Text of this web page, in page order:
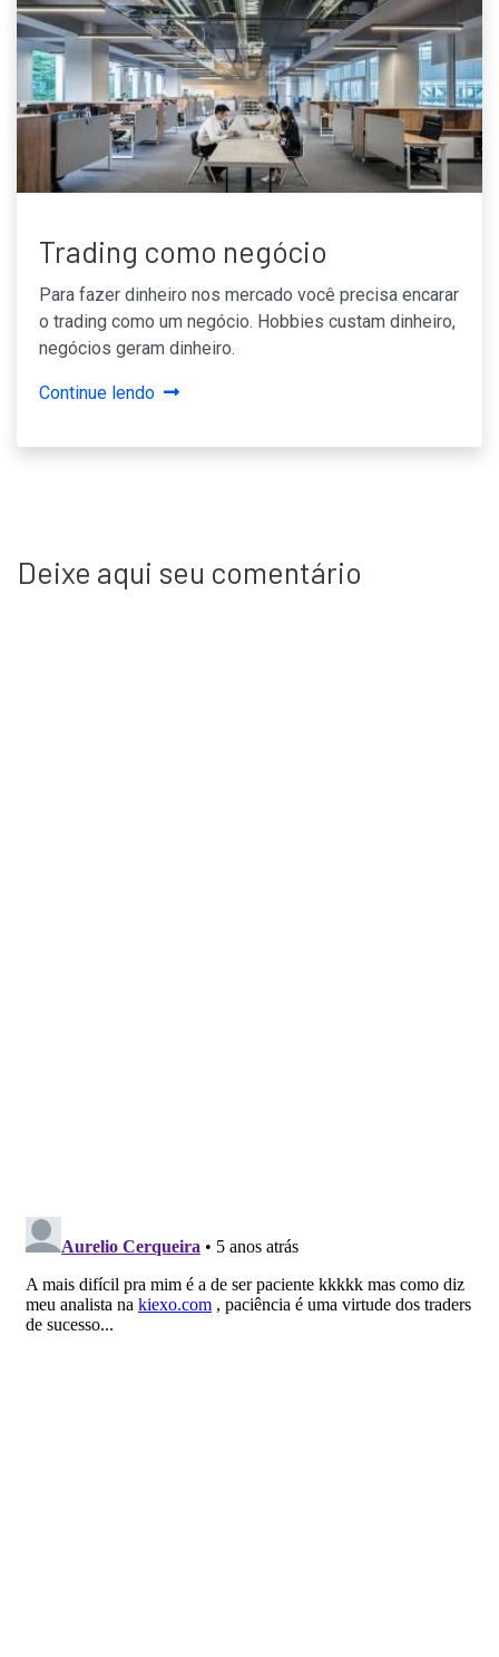
Trading como negócio
Para fazer dinheiro nos mercado você precisa encarar
o trading como um negócio. Hobbies custam dinheiro,
negócios geram dinheiro.
Continue lendo
Deixe aqui seu comentário